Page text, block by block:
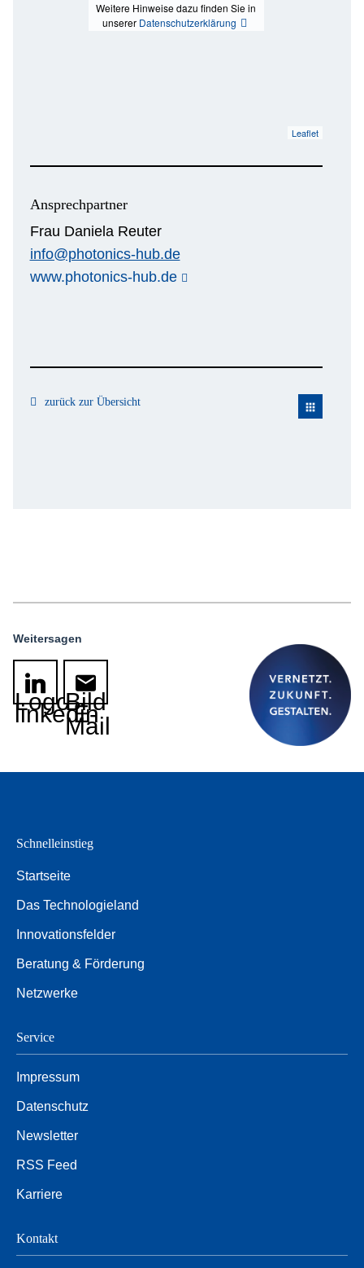
Weitere Hinweise dazu finden Sie in
unserer Datenschutzerklärung
Leaflet
Ansprechpartner
Frau Daniela Reuter
info@photonics-hub.de
www.photonics-hub.de
zurück zur Übersicht apps
Weitersagen
Logo
linkedin
Bild
E-
Mail
Schnelleinstieg
Startseite
Das Technologieland
Innovationsfelder
Beratung & Förderung
Netzwerke
Service
Impressum
Datenschutz
Newsletter
RSS Feed
Karriere
Kontakt